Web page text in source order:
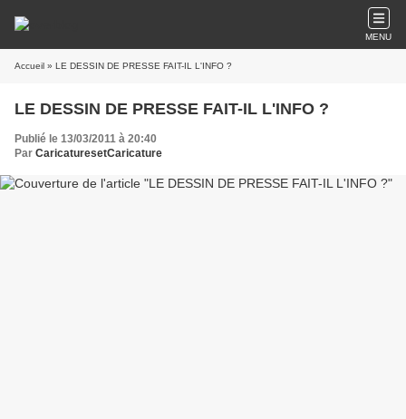
MENU
Accueil » LE DESSIN DE PRESSE FAIT-IL L'INFO ?
LE DESSIN DE PRESSE FAIT-IL L'INFO ?
Publié le 13/03/2011 à 20:40
Par CaricaturesetCaricature